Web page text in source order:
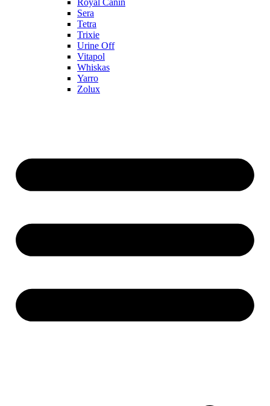
Royal Canin
Sera
Tetra
Trixie
Urine Off
Vitapol
Whiskas
Yarro
Zolux